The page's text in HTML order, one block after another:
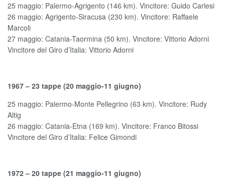
25 maggio: Palermo-Agrigento (146 km). Vincitore: Guido Carlesi
26 maggio: Agrigento-Siracusa (230 km). Vincitore: Raffaele
Marcoli
27 maggio: Catania-Taormina (50 km). Vincitore: Vittorio Adorni
Vincitore del Giro d’Italia: Vittorio Adorni
1967 – 23 tappe (20 maggio-11 giugno)
25 maggio: Palermo-Monte Pellegrino (63 km). Vincitore: Rudy
Altig
26 maggio: Catania-Etna (169 km). Vincitore: Franco Bitossi
Vincitore del Giro d’Italia: Felice Gimondi
1972 – 20 tappe (21 maggio-11 giugno)